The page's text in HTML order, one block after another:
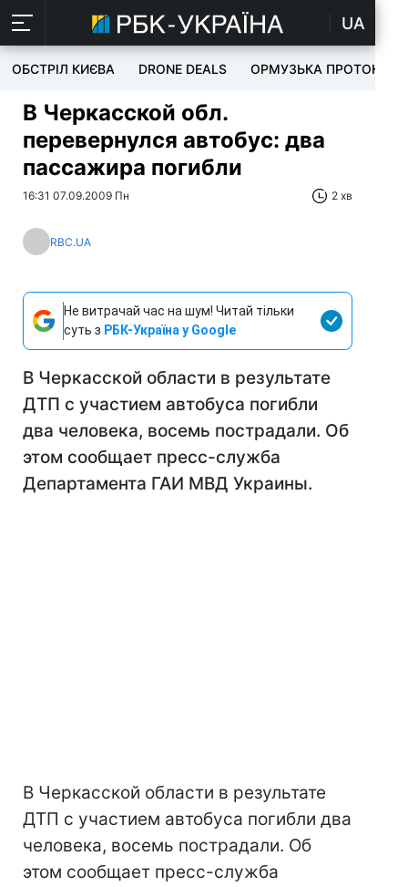
UA
ОБСТРІЛ КИЄВА DRONE DEALS ОРМУЗЬКА ПРОТОКА
В Черкасской обл.
перевернулся автобус: два
пассажира погибли
16:31 07.09.2009 Пн 2 хв
RBC.UA
Не витрачай час на шум! Читай тільки
суть з РБК-Україна у Google
В Черкасской области в результате
ДТП с участием автобуса погибли
два человека, восемь пострадали. Об
этом сообщает пресс-служба
Департамента ГАИ МВД Украины.
В Черкасской области в результате
ДТП с участием автобуса погибли два
человека, восемь пострадали. Об
этом сообщает пресс-служба